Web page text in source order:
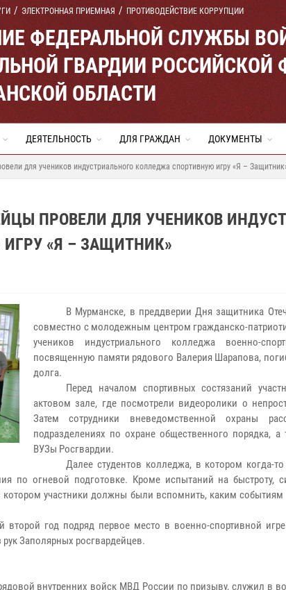
ЭЛЕКТРОННАЯ ПРИЕМНАЯ ПРОТИВОДЕЙСТВИЕ КОРРУПЦИИ
ФЕДЕРАЛЬНОЙ СЛУЖБЫ
ГВАРДИИ РОССИЙСКОЙ
ОБЛАСТИ
ДЕЯТЕЛЬНОСТЬ ДЛЯ ГРАЖДАН ДОКУМЕНТЫ
для учеников индустриального колледжа спортивную игру «Я –
ПРОВЕЛИ ДЛЯ УЧЕНИКОВ
«Я – ЗАЩИТНИК»
В Мурманске, в преддверии Дня защитника
совместно с молодежным центром гражданско-
учеников индустриального колледжа военно-
посвященную памяти рядового Валерия Шарапова,
долга.
Перед началом спортивных состязаний
актовом зале, где посмотрели видеоролики о
Затем сотрудники вневедомственной охраны
подразделениях по охране общественного порядка,
ВУЗы Росгвардии.
Далее студентов колледжа, в котором когда-
по огневой подготовке. Кроме испытаний на
котором участники должны были вспомнить, каким событиям
второй год подряд первое место в военно-спортивной
Заполярных росгвардейцев.
внутренних войск МВД России по призыву, служил в